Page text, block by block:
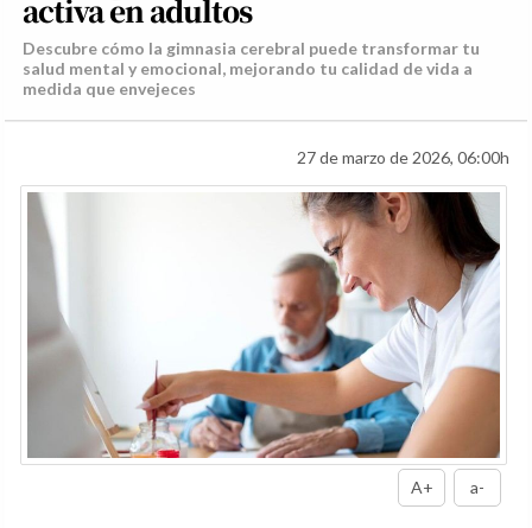
activa en adultos
Descubre cómo la gimnasia cerebral puede transformar tu
salud mental y emocional, mejorando tu calidad de vida a
medida que envejeces
27 de marzo de 2026, 06:00h
A+ a-